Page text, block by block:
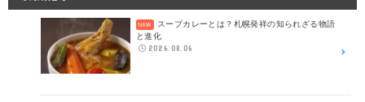
スープカレーとは？札幌発祥の知られざる物語
と進化
2026.08.06